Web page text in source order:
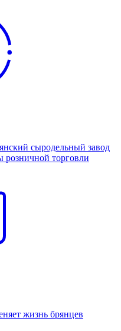
сыродельный завод
розничной торговли
жизнь брянцев